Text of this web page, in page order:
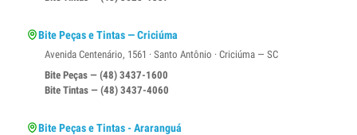
Bite Peças e Tintas — Criciúma
Avenida Centenário, 1561 · Santo Antônio · Criciúma — SC
Bite Peças — (48) 3437-1600
Bite Tintas — (48) 3437-4060
Bite Peças e Tintas - Araranguá